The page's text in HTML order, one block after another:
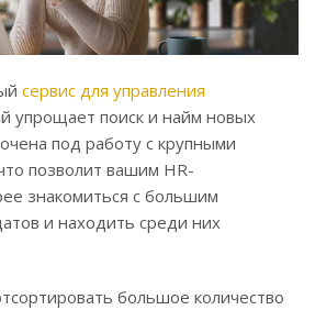
сервис для управления
упрощает поиск и найм новых
под работу с крупными
позволит вашим HR-
знакомиться с большим
и находить среди них
большое количество